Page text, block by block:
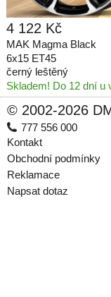
4 122 Kč
MAK Magma Black
6x15 ET45
černý leštěný
Skladem! Do 12 dní u
© 2002-2026
777 556 000
Kontakt
Obchodní podmínky
Reklamace
Napsat dotaz